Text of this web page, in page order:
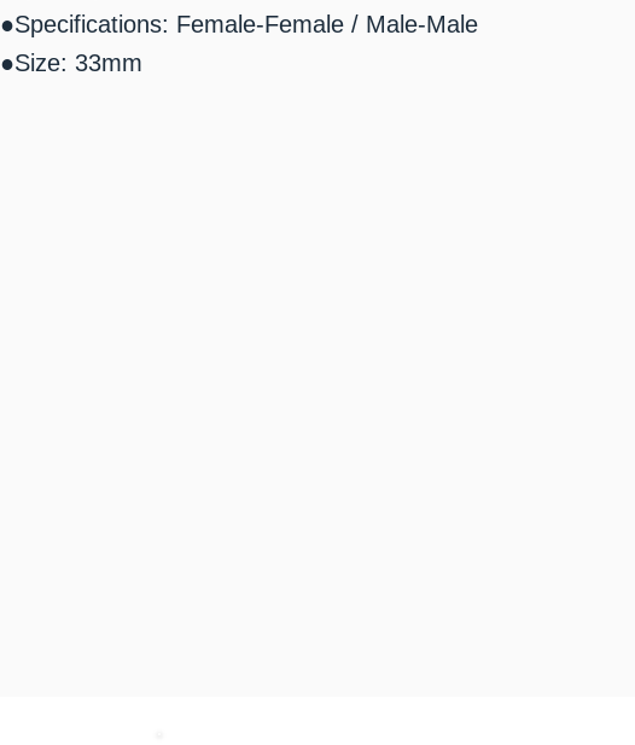
●Specifications: Female-Female / Male-Male
●Size: 33mm